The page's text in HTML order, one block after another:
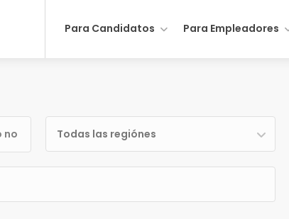
Para Candidatos Para Empleadores
Todas las regiónes